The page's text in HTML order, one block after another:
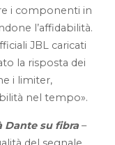
i componenti in
l’affidabilità.
JBL caricati
la risposta dei
i limiter,
nel tempo».
su fibra –